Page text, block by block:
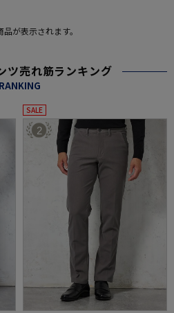
が表示されます。
ツ売れ筋ランキング
RANKING
SALE
2